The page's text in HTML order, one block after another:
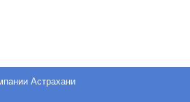
Астрахани